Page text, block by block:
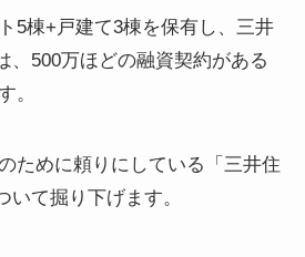
5棟+戸建て3棟を保有し、三井
、500万ほどの融資契約がある
。
ために頼りにしている「三井住
いて掘り下げます。